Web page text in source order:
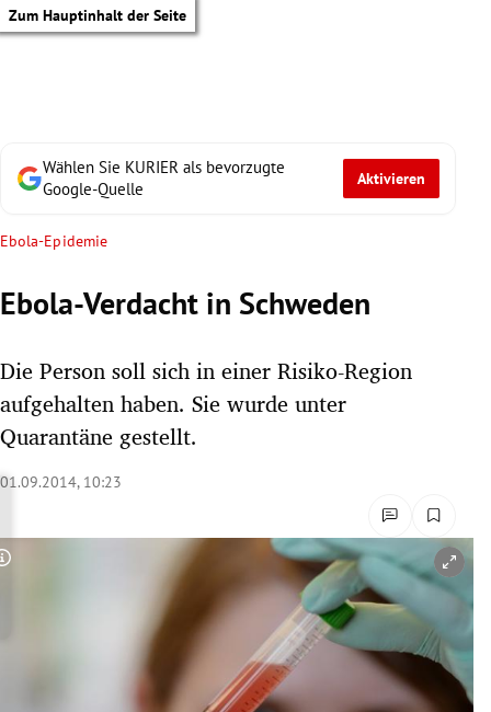
Zum Hauptinhalt der Seite
Untermenü
Wählen Sie KURIER als bevorzugte
Google-Quelle
Aktivieren
Ebola-Epidemie
Ebola-Verdacht in Schweden
Die Person soll sich in einer Risiko-Region
aufgehalten haben. Sie wurde unter
Quarantäne gestellt.
01.09.2014, 10:23
Copyright-Hinweis öffnen/schließen